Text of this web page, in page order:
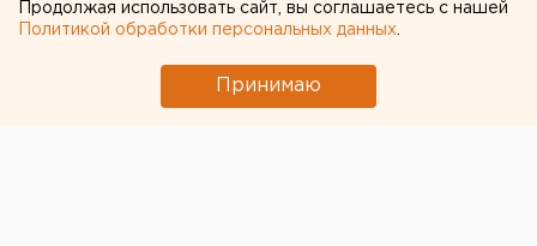
Продолжая использовать сайт, вы соглашаетесь с нашей
Политикой обработки персональных данных
Принимаю